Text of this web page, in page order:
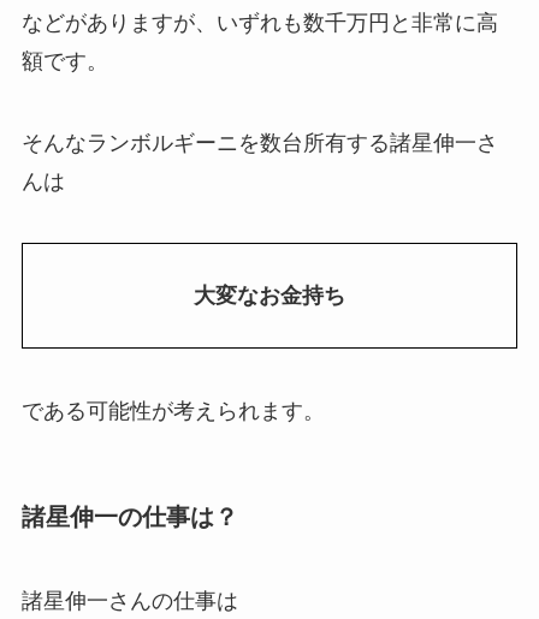
などがありますが、いずれも数千万円と非常に高
額です。
そんなランボルギーニを数台所有する諸星伸一さ
んは
大変なお金持ち
である可能性が考えられます。
諸星伸一の仕事は？
諸星伸一さんの仕事は